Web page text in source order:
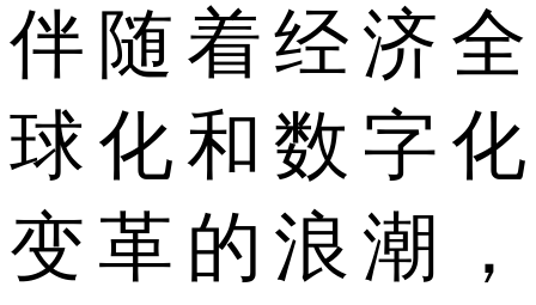
伴随着经济全
球化和数字化
变革的浪潮，